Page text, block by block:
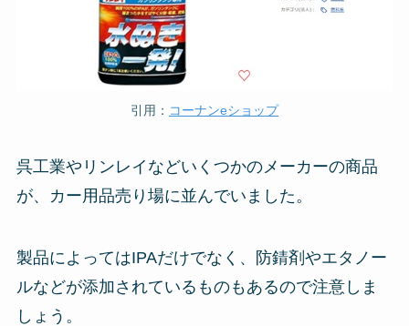
引用： コーナンeショップ
呉工業やリンレイなどいくつかのメーカーの商品
が、カー用品売り場に並んでいました。
製品によってはIPAだけでなく、防錆剤やエタノー
ルなどが添加されているものもあるので注意しま
しょう。